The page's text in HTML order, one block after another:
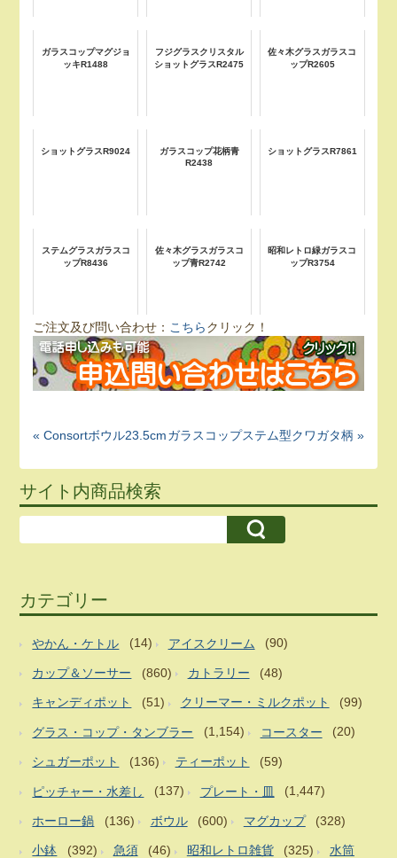
ガラスコップマグジョ
ッキR1488
フジグラスクリスタル
ショットグラスR2475
佐々木グラスガラスコ
ップR2605
ショットグラスR9024
ガラスコップ花柄青
R2438
ショットグラスR7861
ステムグラスガラスコ
ップR8436
佐々木グラスガラスコ
ップ青R2742
昭和レトロ緑ガラスコ
ップR3754
ご注文及び問い合わせ： こちらクリック！
« Consortボウル23.5cmガラスコップステム型クワガタ柄 »
サイト内商品検索
カテゴリー
やかん・ケトル (14) アイスクリーム (90)
カップ＆ソーサー (860) カトラリー (48)
キャンディポット (51) クリーマー・ミルクポット (99)
グラス・コップ・タンブラー (1,154) コースター (20)
シュガーポット (136) ティーポット (59)
ピッチャー・水差し (137) プレート・皿 (1,447)
ホーロー鍋 (136) ボウル (600) マグカップ (328)
小鉢 (392) 急須 (46) 昭和レトロ雑貨 (325) 水筒